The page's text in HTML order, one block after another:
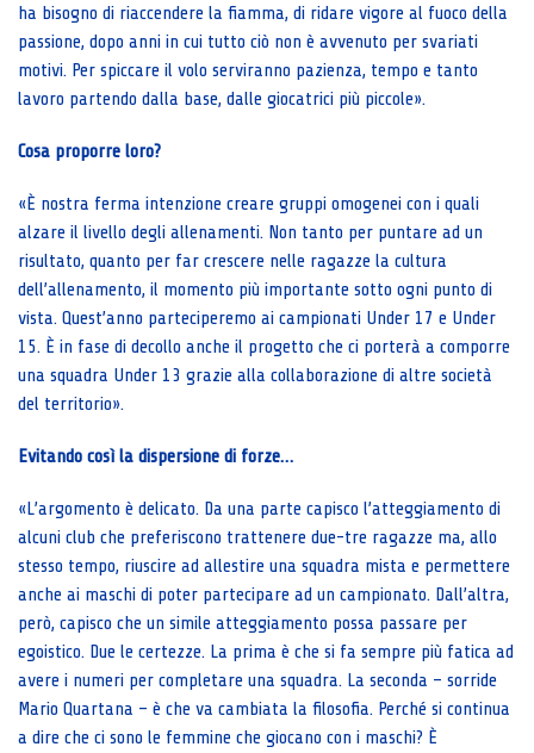
ha bisogno di riaccendere la fiamma, di ridare vigore al fuoco della
passione, dopo anni in cui tutto ciò non è avvenuto per svariati
motivi. Per spiccare il volo serviranno pazienza, tempo e tanto
lavoro partendo dalla base, dalle giocatrici più piccole».
Cosa proporre loro?
«È nostra ferma intenzione creare gruppi omogenei con i quali
alzare il livello degli allenamenti. Non tanto per puntare ad un
risultato, quanto per far crescere nelle ragazze la cultura
dell’allenamento, il momento più importante sotto ogni punto di
vista. Quest’anno parteciperemo ai campionati Under 17 e Under
15. È in fase di decollo anche il progetto che ci porterà a comporre
una squadra Under 13 grazie alla collaborazione di altre società
del territorio».
Evitando così la dispersione di forze…
«L’argomento è delicato. Da una parte capisco l’atteggiamento di
alcuni club che preferiscono trattenere due-tre ragazze ma, allo
stesso tempo, riuscire ad allestire una squadra mista e permettere
anche ai maschi di poter partecipare ad un campionato. Dall’altra,
però, capisco che un simile atteggiamento possa passare per
egoistico. Due le certezze. La prima è che si fa sempre più fatica ad
avere i numeri per completare una squadra. La seconda – sorride
Mario Quartana – è che va cambiata la filosofia. Perché si continua
a dire che ci sono le femmine che giocano con i maschi? È